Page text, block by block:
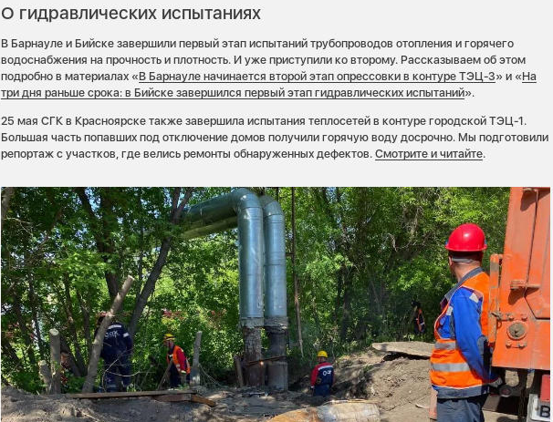
О гидравлических испытаниях
В Барнауле и Бийске завершили первый этап испытаний трубопроводов отопления и горячего
водоснабжения на прочность и плотность. И уже приступили ко второму. Рассказываем об этом
подробно в материалах «В Барнауле начинается второй этап опрессовки в контуре ТЭЦ-3» и «На
три дня раньше срока: в Бийске завершился первый этап гидравлических испытаний».
25 мая СГК в Красноярске также завершила испытания теплосетей в контуре городской ТЭЦ-1.
Большая часть попавших под отключение домов получили горячую воду досрочно. Мы подготовили
репортаж с участков, где велись ремонты обнаруженных дефектов.Смотрите и читайте.